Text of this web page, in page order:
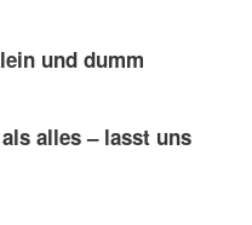
und dumm
alles – lasst uns